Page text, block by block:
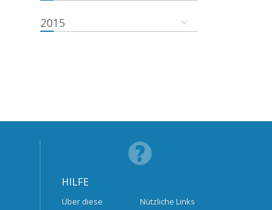
2015
HILFE
Über diese
Nützliche Links